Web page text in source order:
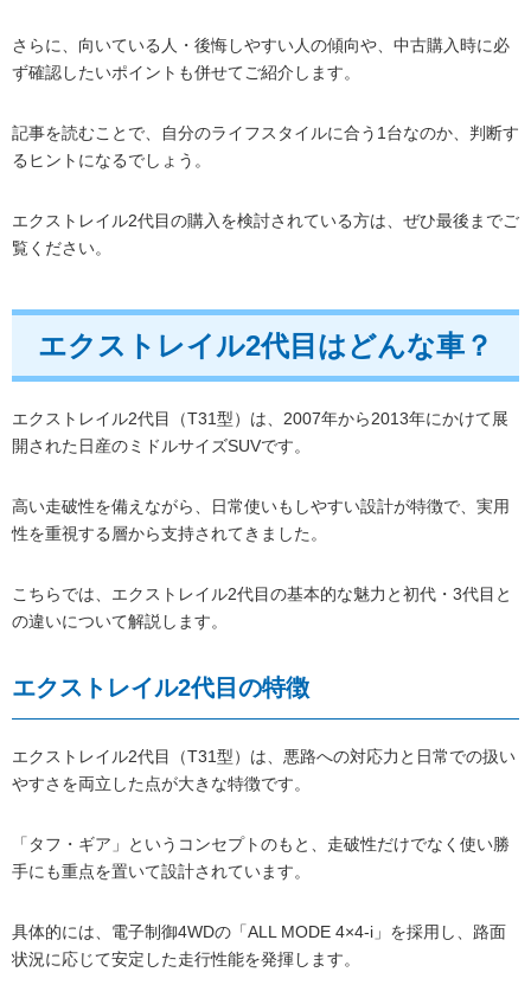
さらに、向いている人・後悔しやすい人の傾向や、中古購入時に必
ず確認したいポイントも併せてご紹介します。
記事を読むことで、自分のライフスタイルに合う1台なのか、判断す
るヒントになるでしょう。
エクストレイル2代目の購入を検討されている方は、ぜひ最後までご
覧ください。
エクストレイル2代目はどんな車？
エクストレイル2代目（T31型）は、2007年から2013年にかけて展
開された日産のミドルサイズSUVです。
高い走破性を備えながら、日常使いもしやすい設計が特徴で、実用
性を重視する層から支持されてきました。
こちらでは、エクストレイル2代目の基本的な魅力と初代・3代目と
の違いについて解説します。
エクストレイル2代目の特徴
エクストレイル2代目（T31型）は、悪路への対応力と日常での扱い
やすさを両立した点が大きな特徴です。
「タフ・ギア」というコンセプトのもと、走破性だけでなく使い勝
手にも重点を置いて設計されています。
具体的には、電子制御4WDの「ALL MODE 4×4-i」を採用し、路面
状況に応じて安定した走行性能を発揮します。